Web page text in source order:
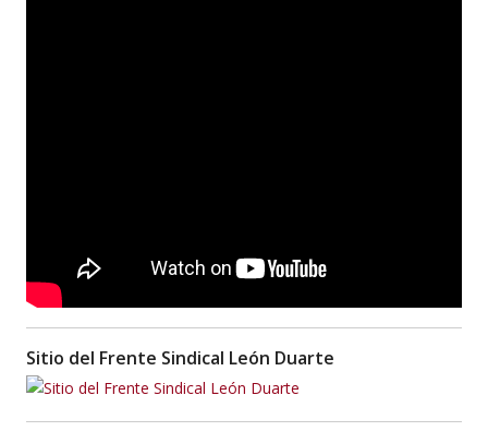
Sitio del Frente Sindical León Duarte